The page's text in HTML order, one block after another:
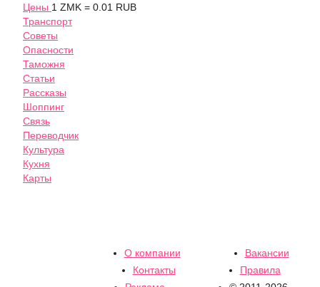
Цены 1 ZMK = 0.01 RUB
Транспорт
Советы
Опасности
Таможня
Статьи
Рассказы
Шоппинг
Связь
Переводчик
Культура
Кухня
Карты
О компании
Вакансии
Контакты
Правила